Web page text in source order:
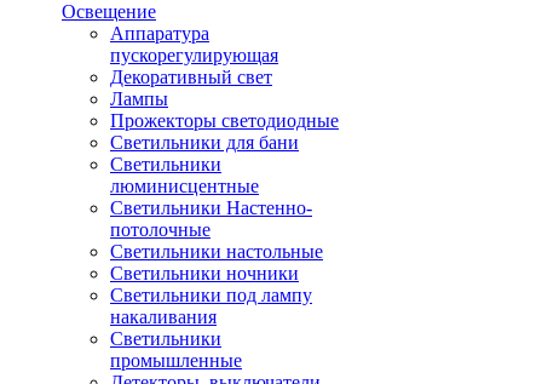
Освещение
Аппаратура
пускорегулирующая
Декоративный свет
Лампы
Прожекторы светодиодные
Светильники для бани
Светильники
люминисцентные
Светильники Настенно-
потолочные
Светильники настольные
Светильники ночники
Светильники под лампу
накаливания
Светильники
промышленные